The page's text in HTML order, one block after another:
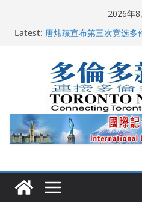
2026年8
Latest:
2026深圳国际佛事用品
典纪实
2026加拿大青少年儿童
龚晓华参加多伦多骄傲大
多伦多市长选举拉开帷幕